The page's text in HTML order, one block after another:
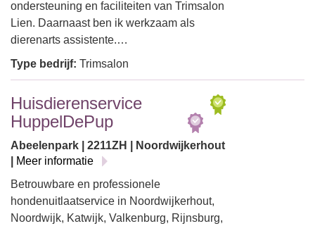
ondersteuning en faciliteiten van Trimsalon
Lien. Daarnaast ben ik werkzaam als
dierenarts assistente.…
Type bedrijf: Trimsalon
Huisdierenservice
HuppelDePup
Abeelenpark | 2211ZH | Noordwijkerhout
Meer informatie
Betrouwbare en professionele
hondenuitlaatservice in Noordwijkerhout,
Noordwijk, Katwijk, Valkenburg, Rijnsburg,